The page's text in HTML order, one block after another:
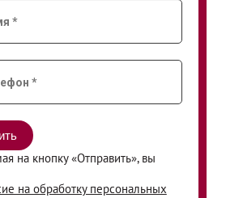
на кнопку «Отправить», вы
на обработку персональных